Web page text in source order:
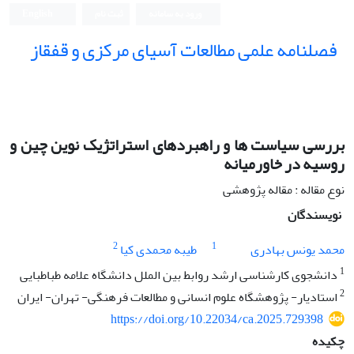
فصلنامه علمی مطالعات آسیای مرکزی و قفقاز
بررسی سیاست ها و راهبردهای استراتژیک نوین چین و
روسیه در خاورمیانه
نوع مقاله : مقاله پژوهشی
نویسندگان
محمد یونس بهادری
1 طیبه محمدی کیا2
1 دانشجوی کارشناسی ارشد روابط بین الملل دانشگاه علامه طباطبایی
2استادیار- پژوهشگاه علوم انسانی و مطالعات فرهنگی- تهران- ایران
https://doi.org/10.22034/ca.2025.729398
چکیده